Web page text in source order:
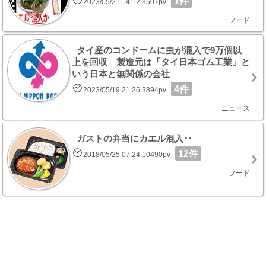
2023/05/21 14:12 3507pv
フード
タイ産のコンドームに虫が混入で9万個以
上を回収 製造元は「タイ日本ゴム工業」と
いう日本と無関係の会社
2023/05/19 21:26 3894pv 4件
ニュース
ガストの弁当にカエル混入‥
2018/05/25 07:24 10490pv 12件
フード